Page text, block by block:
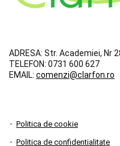
ADRESA: Str. Academiei, Nr
TELEFON: 0731 600 627
EMAIL: comenzi@clarfon.ro
Politica de cookie
Politica de confidentialitate